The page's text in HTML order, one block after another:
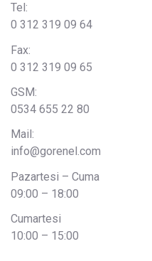
Tel:
0 312 319 09 64
Fax:
0 312 319 09 65
GSM:
0534 655 22 80
Mail:
info@gorenel.com
Pazartesi – Cuma
09:00 – 18:00
Cumartesi
10:00 – 15:00